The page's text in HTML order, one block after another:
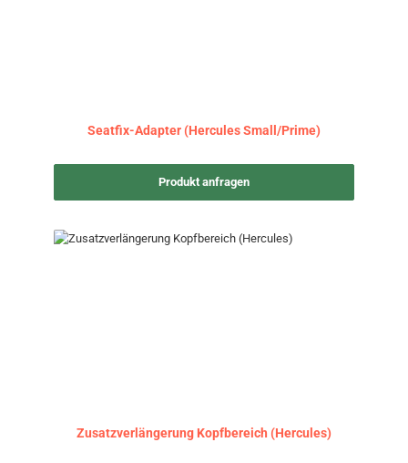
Seatfix-Adapter (Hercules Small/Prime)
Produkt anfragen
Zusatzverlängerung Kopfbereich (Hercules)